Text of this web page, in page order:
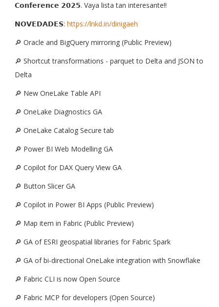
𝗖𝗼𝗻𝗳𝗲𝗿𝗲𝗻𝗰𝗲 𝟮𝟬𝟮𝟱. Vaya lista tan interesante!!
𝗡𝗢𝗩𝗘𝗗𝗔𝗗𝗘𝗦: https://lnkd.in/dinigaeh
🔎 Oracle and BigQuery mirroring (Public Preview)
🔎 Shortcut transformations - parquet to Delta and JSON to
Delta
🔎 New OneLake Table API
🔎 OneLake Diagnostics GA
🔎 OneLake Catalog Secure tab
🔎 Power BI Web Modelling GA
🔎 Copilot for DAX Query View GA
🔎 Button Slicer GA
🔎 Copilot in Power BI Apps (Public Preview)
🔎 Map item in Fabric (Public Preview)
🔎 GA of ESRI geospatial libraries for Fabric Spark
🔎 GA of bi-directional OneLake integration with Snowflake
🔎 Fabric CLI is now Open Source
🔎 Fabric MCP for developers (Open Source)